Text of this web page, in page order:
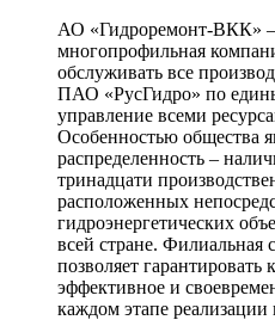
АО «Гидроремонт-ВКК» –
многопрофильная
обслуживать все
ПАО «РусГидро» по
управление всеми
Особенностью общества
распределенность –
тринадцати
расположенных
гидроэнергетических
всей стране. Филиальная
позволяет гарантировать
эффективное и
каждом этапе реализации